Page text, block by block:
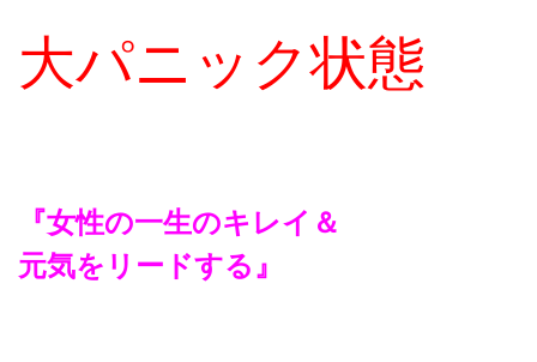
大パニック状態
『女性の一生のキレイ＆
元気をリードする』